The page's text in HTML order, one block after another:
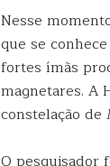
Nesse
que se
fortes ímãs
magnetares. A
constelação de